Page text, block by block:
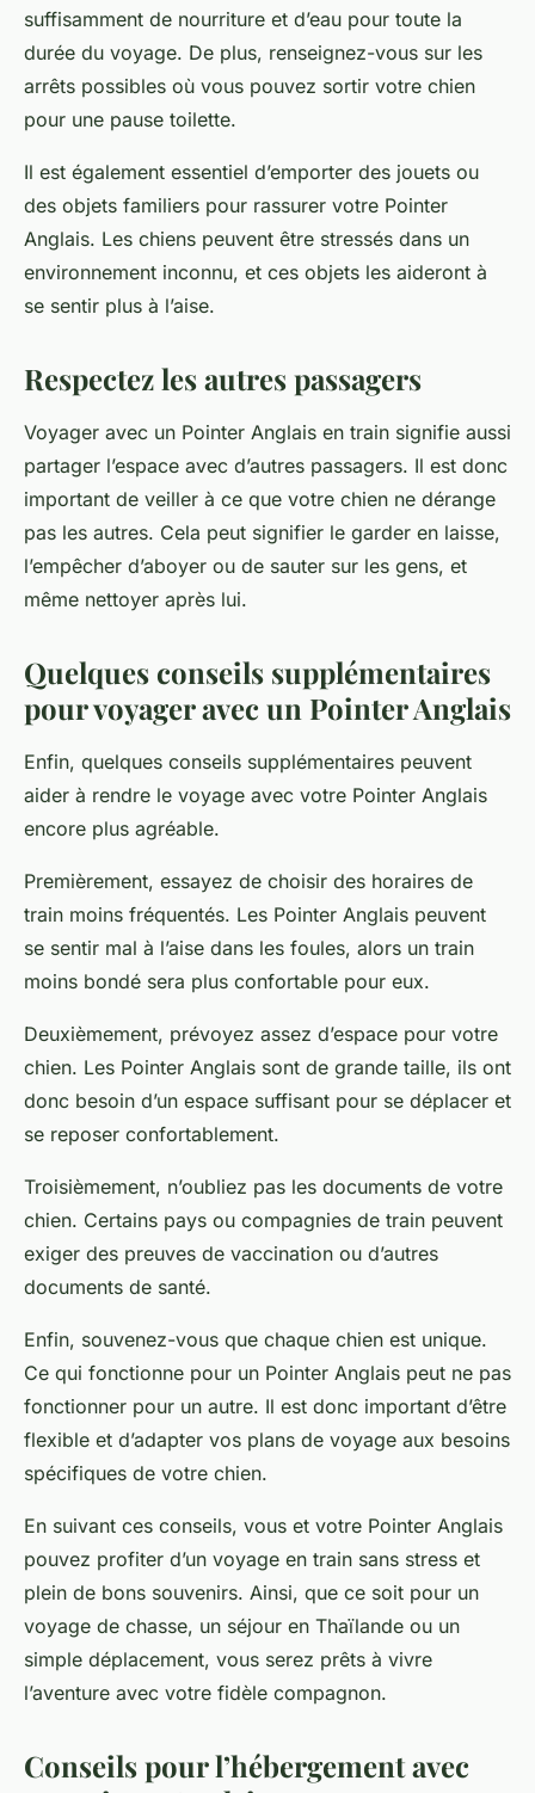
suffisamment de nourriture et d’eau pour toute la
durée du voyage. De plus, renseignez-vous sur les
arrêts possibles où vous pouvez sortir votre chien
pour une pause toilette.
Il est également essentiel d’emporter des jouets ou
des objets familiers pour rassurer votre Pointer
Anglais. Les chiens peuvent être stressés dans un
environnement inconnu, et ces objets les aideront à
se sentir plus à l’aise.
Respectez les autres passagers
Voyager avec un Pointer Anglais en train signifie aussi
partager l’espace avec d’autres passagers. Il est donc
important de veiller à ce que votre chien ne dérange
pas les autres. Cela peut signifier le garder en laisse,
l’empêcher d’aboyer ou de sauter sur les gens, et
même nettoyer après lui.
Quelques conseils supplémentaires
pour voyager avec un Pointer Anglais
Enfin, quelques conseils supplémentaires peuvent
aider à rendre le voyage avec votre Pointer Anglais
encore plus agréable.
Premièrement, essayez de choisir des horaires de
train moins fréquentés. Les Pointer Anglais peuvent
se sentir mal à l’aise dans les foules, alors un train
moins bondé sera plus confortable pour eux.
Deuxièmement, prévoyez assez d’espace pour votre
chien. Les Pointer Anglais sont de grande taille, ils ont
donc besoin d’un espace suffisant pour se déplacer et
se reposer confortablement.
Troisièmement, n’oubliez pas les documents de votre
chien. Certains pays ou compagnies de train peuvent
exiger des preuves de vaccination ou d’autres
documents de santé.
Enfin, souvenez-vous que chaque chien est unique.
Ce qui fonctionne pour un Pointer Anglais peut ne pas
fonctionner pour un autre. Il est donc important d’être
flexible et d’adapter vos plans de voyage aux besoins
spécifiques de votre chien.
En suivant ces conseils, vous et votre Pointer Anglais
pouvez profiter d’un voyage en train sans stress et
plein de bons souvenirs. Ainsi, que ce soit pour un
voyage de chasse, un séjour en Thaïlande ou un
simple déplacement, vous serez prêts à vivre
l’aventure avec votre fidèle compagnon.
Conseils pour l’hébergement avec